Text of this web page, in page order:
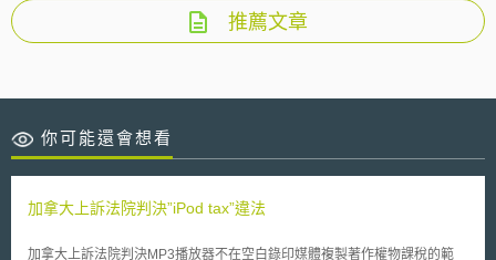
推薦文章
你可能還會想看
加拿大上訴法院判決”iPod tax”違法
加拿大上訴法院判決MP3播放器不在空白錄印媒體複製著作權物課稅的範